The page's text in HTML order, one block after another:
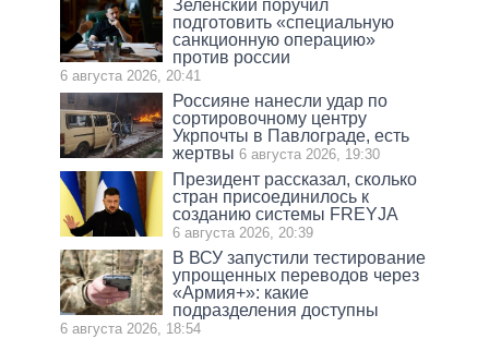
Зеленский поручил
подготовить «специальную
санкционную операцию»
против россии
6 августа 2026, 20:41
Россияне нанесли удар по
сортировочному центру
Укрпочты в Павлограде, есть
жертвы 6 августа 2026, 19:30
Президент рассказал, сколько
стран присоединилось к
созданию системы FREYJA
6 августа 2026, 20:39
В ВСУ запустили тестирование
упрощенных переводов через
«Армия+»: какие
подразделения доступны
6 августа 2026, 18:54